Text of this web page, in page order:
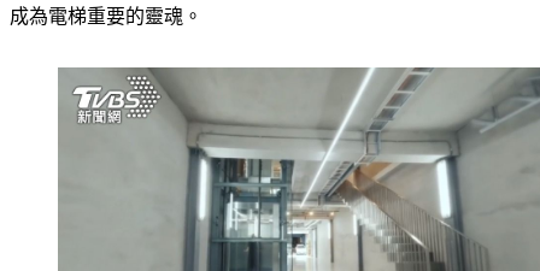
在輪面上漆，溝槽塗上防鏽油，透過專業技術打造的鋼索輪，